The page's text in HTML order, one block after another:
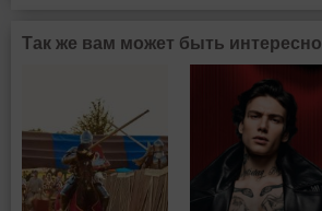
Так же вам может быть интересно